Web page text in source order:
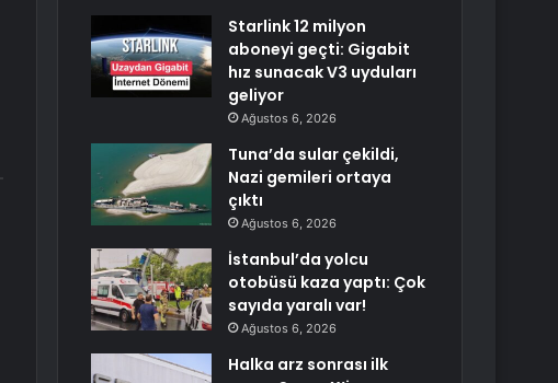
Starlink 12 milyon
aboneyi geçti: Gigabit
hız sunacak V3 uyduları
geliyor
Ağustos 6, 2026
Tuna’da sular çekildi,
Nazi gemileri ortaya
çıktı
Ağustos 6, 2026
İstanbul’da yolcu
otobüsü kaza yaptı: Çok
sayıda yaralı var!
Ağustos 6, 2026
Halka arz sonrası ilk